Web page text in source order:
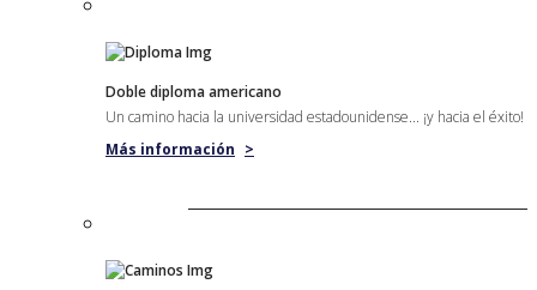
Doble diploma americano
Un camino hacia la universidad estadounidense... ¡y hacia el éxito!
Más información >